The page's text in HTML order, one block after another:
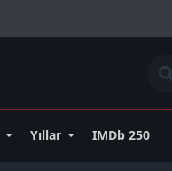
Yıllar IMDb 250